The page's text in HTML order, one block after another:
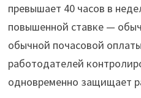
превышает 40 часов в
повышенной ставке —
обычной почасовой
работодателей
одновременно защищает